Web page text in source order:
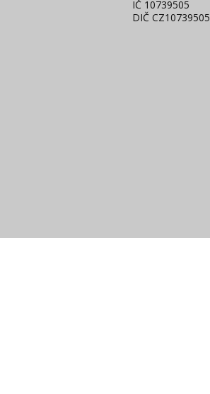
IČ 10739505
DIČ CZ10739505